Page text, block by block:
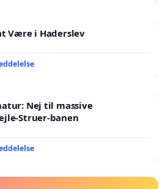
Være i Haderslev
Nej til massive
Struer-banen